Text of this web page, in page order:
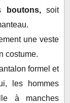
boutons,
soit
une veste
costume.
formel et
les hommes
à manches